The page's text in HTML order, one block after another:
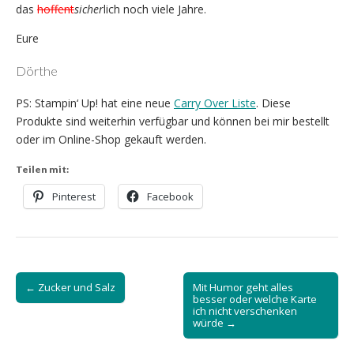
das hoffentsicherlich noch viele Jahre.
Eure
Dörthe
PS: Stampin‘ Up! hat eine neue Carry Over Liste. Diese
Produkte sind weiterhin verfügbar und können bei mir bestellt
oder im Online-Shop gekauft werden.
Teilen mit:
Pinterest Facebook
Post
navigation
← Zucker und Salz
Mit Humor geht alles
besser oder welche Karte
ich nicht verschenken
würde →